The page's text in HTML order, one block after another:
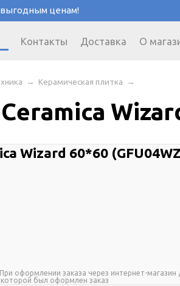
выгодным ценам!
Контакты Доставка О
→ Керамическая плитка →
Wizard 60*60
оформлении заказа через интернет-магазин
которой был оформлен заказ